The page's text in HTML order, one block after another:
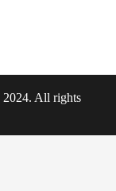
All rights